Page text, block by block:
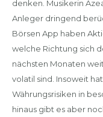
denken. Musikerin
Anleger dringend
Börsen App haben
welche Richtung sich
nächsten Monaten
volatil sind. Insoweit
Währungsrisiken in
hinaus gibt es aber